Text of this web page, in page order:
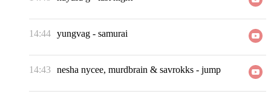
14:44 yungvag - samurai
14:43 nesha nycee, murdbrain & savrokks - jump